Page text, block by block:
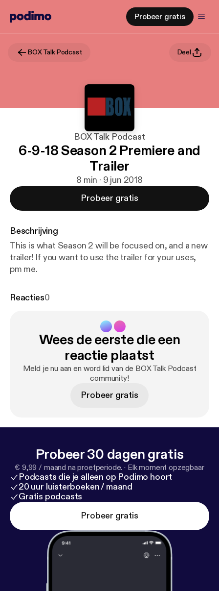
Probeer gratis
BOX Talk Podcast Deel
BOX Talk Podcast
6-9-18 Season 2 Premiere and
Trailer
8 min · 9 jun 2018
Probeer gratis
Beschrijving
This is what Season 2 will be focused on, and a new
trailer! If you want to use the trailer for your uses,
pm me.
Reacties0
Wees de eerste die een
reactie plaatst
Meld je nu aan en word lid van de BOX Talk Podcast
community!
Probeer gratis
Probeer 30 dagen gratis
€ 9,99 / maand na proefperiode. · Elk moment opzegbaar
Podcasts die je alleen op Podimo hoort
20 uur luisterboeken / maand
Gratis podcasts
Probeer gratis